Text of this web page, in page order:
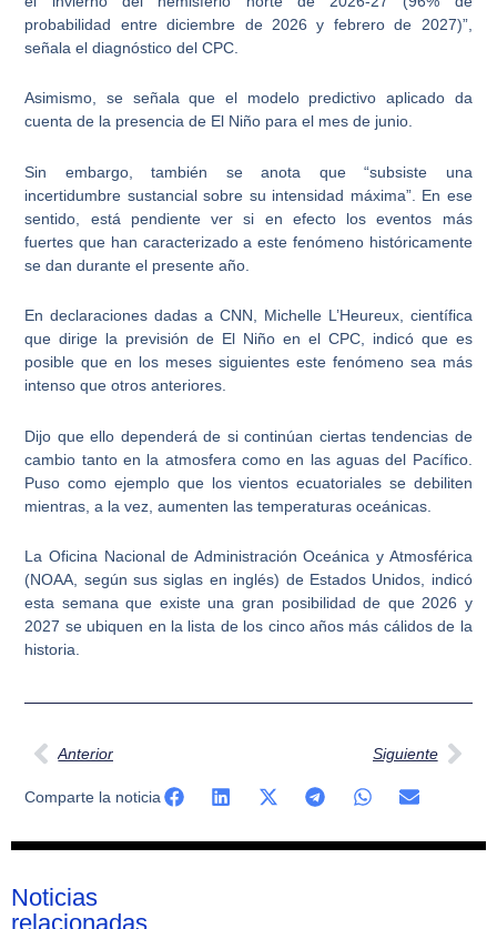
probabilidad entre diciembre de 2026 y febrero de 2027)”,
señala el diagnóstico del CPC.
Asimismo, se señala que el modelo predictivo aplicado da
cuenta de la presencia de El Niño para el mes de junio.
Sin embargo, también se anota que “subsiste una
incertidumbre sustancial sobre su intensidad máxima”. En ese
sentido, está pendiente ver si en efecto los eventos más
fuertes que han caracterizado a este fenómeno históricamente
se dan durante el presente año.
En declaraciones dadas a CNN, Michelle L’Heureux, científica
que dirige la previsión de El Niño en el CPC, indicó que es
posible que en los meses siguientes este fenómeno sea más
intenso que otros anteriores.
Dijo que ello dependerá de si continúan ciertas tendencias de
cambio tanto en la atmosfera como en las aguas del Pacífico.
Puso como ejemplo que los vientos ecuatoriales se debiliten
mientras, a la vez, aumenten las temperaturas oceánicas.
La Oficina Nacional de Administración Oceánica y Atmosférica
(NOAA, según sus siglas en inglés) de Estados Unidos, indicó
esta semana que existe una gran posibilidad de que 2026 y
2027 se ubiquen en la lista de los cinco años más cálidos de la
historia.
Ant
Anterior Siguiente
Comparte la noticia
Noticias
relacionadas